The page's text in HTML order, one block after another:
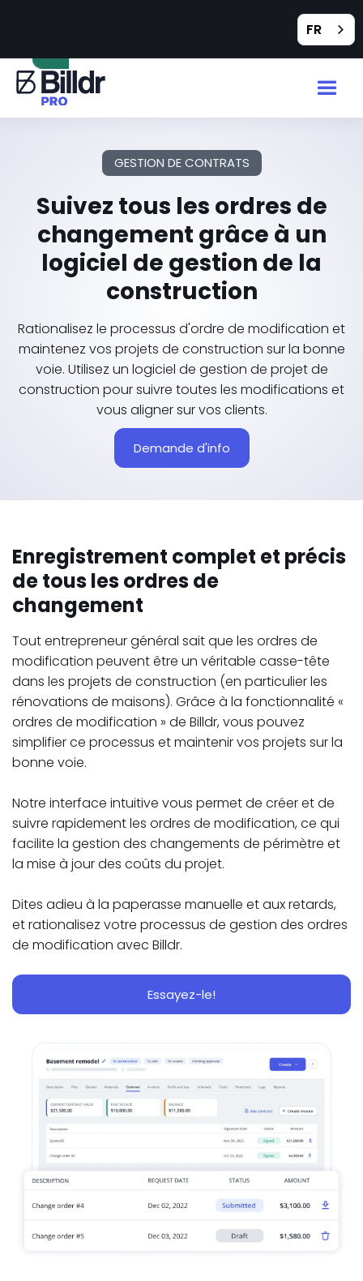
FR
GESTION DE CONTRATS
Suivez tous les ordres de
changement grâce à un
logiciel de gestion de la
construction
Rationalisez le processus d'ordre de modification et
maintenez vos projets de construction sur la bonne
voie. Utilisez un logiciel de gestion de projet de
construction pour suivre toutes les modifications et
vous aligner sur vos clients.
Demande d'info
Enregistrement complet et précis
de tous les ordres de
changement
Tout entrepreneur général sait que les ordres de
modification peuvent être un véritable casse-tête
dans les projets de construction (en particulier les
rénovations de maisons). Grâce à la fonctionnalité «
ordres de modification » de Billdr, vous pouvez
simplifier ce processus et maintenir vos projets sur la
bonne voie.
Notre interface intuitive vous permet de créer et de
suivre rapidement les ordres de modification, ce qui
facilite la gestion des changements de périmètre et
la mise à jour des coûts du projet.
Dites adieu à la paperasse manuelle et aux retards,
et rationalisez votre processus de gestion des ordres
de modification avec Billdr.
Essayez-le!